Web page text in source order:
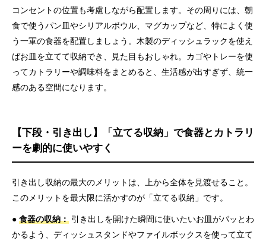
コンセントの位置も考慮しながら配置します。その周りには、朝
食で使うパン皿やシリアルボウル、マグカップなど、特によく使
う一軍の食器を配置しましょう。木製のディッシュラックを使え
ばお皿を立てて収納でき、見た目もおしゃれ。カゴやトレーを使
ってカトラリーや調味料をまとめると、生活感が出すぎず、統一
感のある空間になります。
【下段・引き出し】「立てる収納」で食器とカトラリ
ーを劇的に使いやすく
引き出し収納の最大のメリットは、上から全体を見渡せること。
このメリットを最大限に活かすのが「立てる収納」です。
● 食器の収納： 引き出しを開けた瞬間に使いたいお皿がパッとわ
かるよう、ディッシュスタンドやファイルボックスを使って立て